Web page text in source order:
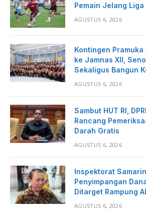
Pemain Jelang
AGUSTUS 6, 2026
Kontingen
ke Jamnas XII,
Sekaligus Bangun
AGUSTUS 6, 2026
Sambut HUT RI,
Rancang
Darah Gratis
AGUSTUS 6, 2026
Inspektorat
Penyimpangan
Ditarget Rampung
AGUSTUS 6, 2026